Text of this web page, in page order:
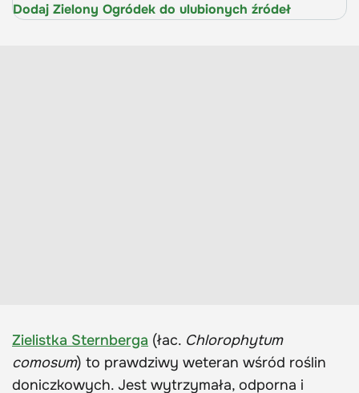
Dodaj Zielony Ogródek do ulubionych źródeł
Zielistka Sternberga (łac. Chlorophytum
comosum) to prawdziwy weteran wśród roślin
doniczkowych. Jest wytrzymała, odporna i